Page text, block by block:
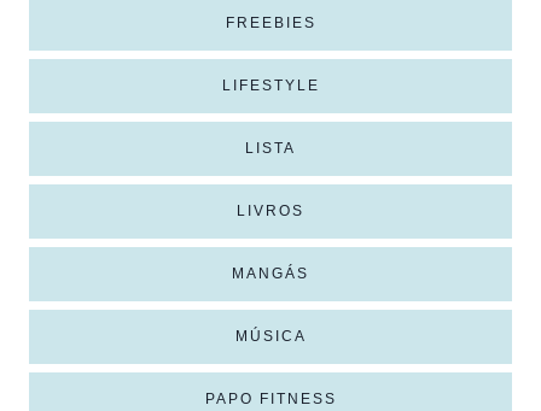
FREEBIES
LIFESTYLE
LISTA
LIVROS
MANGÁS
MÚSICA
PAPO FITNESS